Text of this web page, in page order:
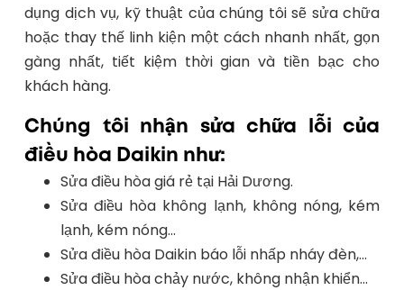
dụng dịch vụ, kỹ thuật của chúng tôi sẽ sửa chữa
hoặc thay thế linh kiện một cách nhanh nhất, gọn
gàng nhất, tiết kiệm thời gian và tiền bạc cho
khách hàng.
Chúng tôi nhận sửa chữa lỗi của
điều hòa Daikin như:
Sửa điều hòa giá rẻ tại Hải Dương.
Sửa điều hòa không lạnh, không nóng, kém
lạnh, kém nóng…
Sửa điều hòa Daikin báo lỗi nhấp nháy đèn,…
Sửa điều hòa chảy nước, không nhận khiển...